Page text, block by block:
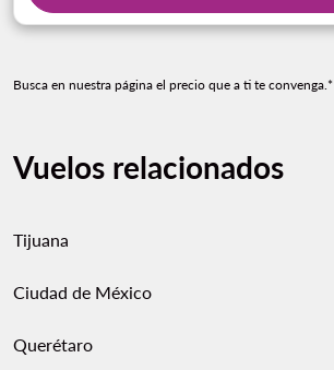
Busca en nuestra página el precio que a ti te convenga.*
Vuelos relacionados
Tijuana
Ciudad de México
Querétaro